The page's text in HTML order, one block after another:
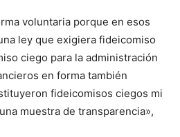
voluntaria porque en esos
ley que exigiera fideicomiso
ciego para la administración
en forma también
fideicomisos ciegos mi
muestra de transparencia»,